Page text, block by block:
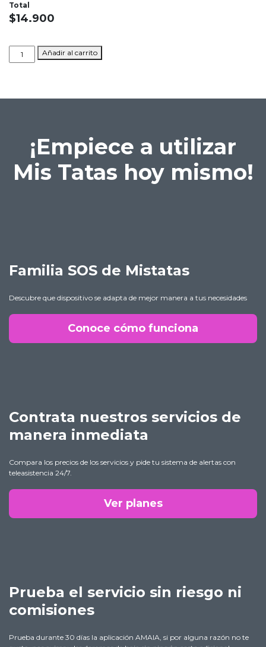
Total
$14.900
App
Añadir al carrito
¡Empiece a utilizar
Mis Tatas hoy mismo!
Familia SOS de Mistatas
Descubre que dispositivo se adapta de mejor manera a tus necesidades
Conoce cómo funciona
Contrata nuestros servicios de
manera inmediata
Compara los precios de los servicios y pide tu sistema de alertas con
teleasistencia 24/7.
Ver planes
Prueba el servicio sin riesgo ni
comisiones
Prueba durante 30 días la aplicación AMAIA, si por alguna razón no te